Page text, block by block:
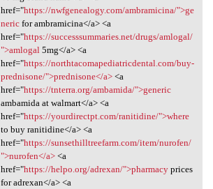
href="https://nwfgenealogy.com/ambramicina/">ge
nericfor ambramicina</a> <a
href="https://successsummaries.net/drugs/amlogal/
">amlogal 5mg</a> <a
href="https://northtacomapediatricdental.com/buy-
prednisone/">prednisone</a><a
href="https://tnterra.org/ambamida/">generic
ambamida at walmart</a> <a
href="https://yourdirectpt.com/ranitidine/">where
to buy ranitidine</a> <a
href="https://sunsethilltreefarm.com/item/nurofen/
">nurofen</a><a
href="https://helpo.org/adrexan/">pharmacyprices
for adrexan</a> <a